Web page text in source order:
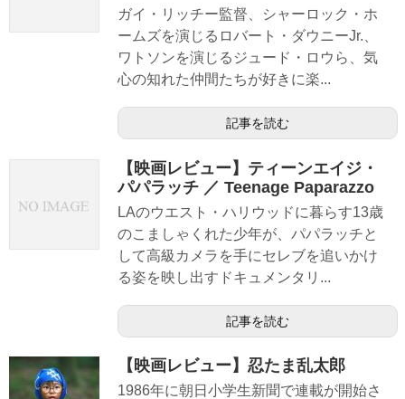
ガイ・リッチー監督、シャーロック・ホ
ームズを演じるロバート・ダウニーJr.、
ワトソンを演じるジュード・ロウら、気
心の知れた仲間たちが好きに楽...
記事を読む
【映画レビュー】ティーンエイジ・
パパラッチ ／ Teenage Paparazzo
LAのウエスト・ハリウッドに暮らす13歳
のこましゃくれた少年が、パパラッチと
して高級カメラを手にセレブを追いかけ
る姿を映し出すドキュメンタリ...
記事を読む
【映画レビュー】忍たま乱太郎
1986年に朝日小学生新聞で連載が開始さ